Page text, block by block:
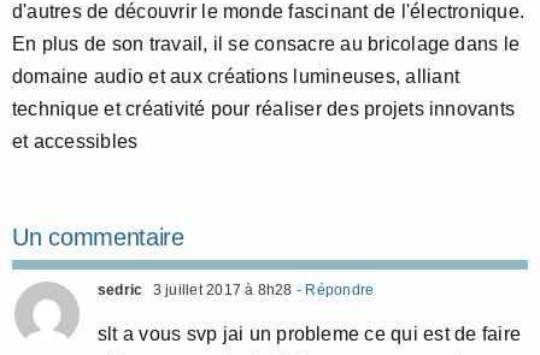
d'autres de découvrir le monde fascinant de l'électronique.
En plus de son travail, il se consacre au bricolage dans le
domaine audio et aux créations lumineuses, alliant
technique et créativité pour réaliser des projets innovants
et accessibles
Un commentaire
sedric 3 juillet 2017 à 8h28 - Répondre
slt a vous svp jai un probleme ce qui est de faire